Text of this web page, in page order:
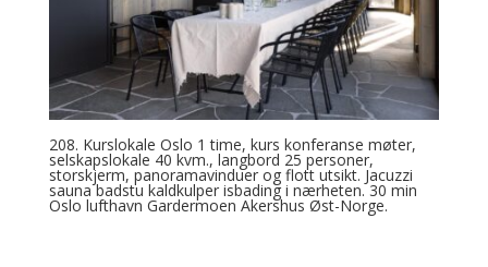
208. Kurslokale Oslo 1 time, kurs konferanse møter,
selskapslokale 40 kvm., langbord 25 personer,
storskjerm, panoramavinduer og flott utsikt. Jacuzzi
sauna badstu kaldkulper isbading i nærheten. 30 min
Oslo lufthavn Gardermoen Akershus Øst-Norge.